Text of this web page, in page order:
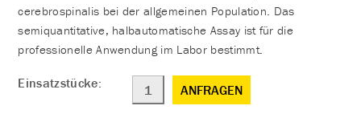
cerebrospinalis bei der allgemeinen Population. Das
semiquantitative, halbautomatische Assay ist für die
professionelle Anwendung im Labor bestimmt.
Einsatzstücke: ANFRAGEN